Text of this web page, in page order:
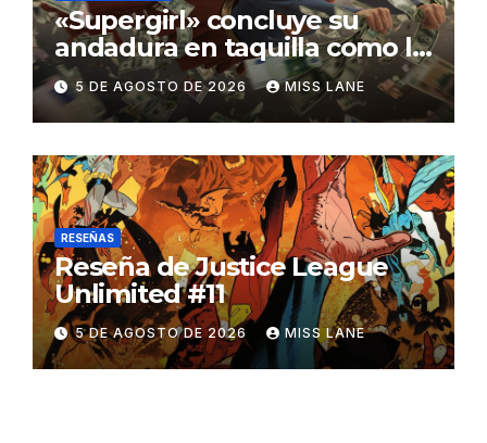
«Supergirl» concluye su
andadura en taquilla como la
película de DC con menor
recaudación desde
«Catwoman»
5 DE AGOSTO DE 2026 MISS LANE
RESEÑAS
Reseña de Justice League
Unlimited #11
5 DE AGOSTO DE 2026 MISS LANE